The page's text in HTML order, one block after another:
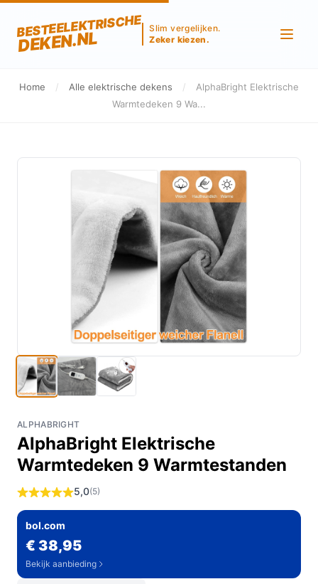
BESTEELEKTRISCHE
DEKEN.NL
Slim vergelijken.
Zeker kiezen.
Home / Alle elektrische dekens /
AlphaBright Elektrische
Warmtedeken 9 Wa...
ALPHABRIGHT
AlphaBright Elektrische
Warmtedeken 9 Warmtestanden
5,0(5)
bol.com
€ 38,95
Bekijk aanbieding